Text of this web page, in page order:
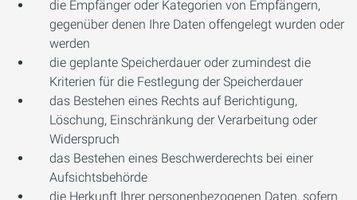
die Empfänger oder Kategorien von Empfängern,
gegenüber denen Ihre Daten offengelegt wurden oder
werden
die geplante Speicherdauer oder zumindest die
Kriterien für die Festlegung der Speicherdauer
das Bestehen eines Rechts auf Berichtigung,
Löschung, Einschränkung der Verarbeitung oder
Widerspruch
das Bestehen eines Beschwerderechts bei einer
Aufsichtsbehörde
die Herkunft Ihrer personenbezogenen Daten, sofern